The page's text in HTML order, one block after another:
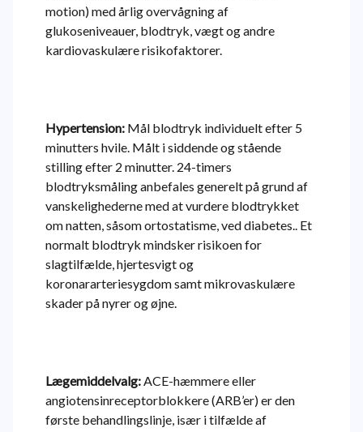
motion) med årlig overvågning af
glukoseniveauer, blodtryk, vægt og andre
kardiovaskulære risikofaktorer.
Hypertension: Mål blodtryk individuelt efter 5
minutters hvile. Målt i siddende og stående
stilling efter 2 minutter. 24-timers
blodtryksmåling anbefales generelt på grund af
vanskelighederne med at vurdere blodtrykket
om natten, såsom ortostatisme, ved diabetes.. Et
normalt blodtryk mindsker risikoen for
slagtilfælde, hjertesvigt og
koronararteriesygdom samt mikrovaskulære
skader på nyrer og øjne.
Lægemiddelvalg:ACE-hæmmere eller
angiotensinreceptorblokkere (ARB’er) er den
første behandlingslinje, især i tilfælde af